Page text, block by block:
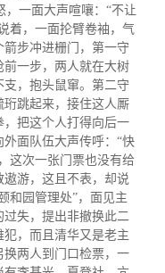
，一面大声喧嚷：“不让
着，一面抡臂卷袖，气
步冲进栅门，第一守
一步，两人就在大树
支，抱头鼠窜。第二守
跳起来，接住这人厮
把这个人打得向后一
面队伍大声传呼：“快
这次一张门票也没有给
游，这且不表，却说
和园管理处”，面见主
失，提出非撤换此二
，而且清华又是老主
两人到门口检票，一